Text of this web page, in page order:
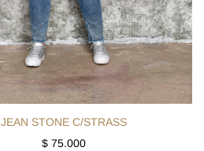
JEAN STONE C/STRASS
$75.000